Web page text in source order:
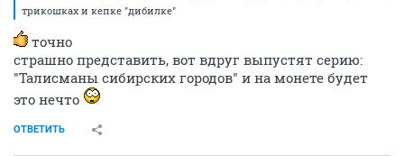
трикошках и кепке "дибилке"
точно
страшно представить, вот вдруг выпустят серию:
"Талисманы сибирских городов" и на монете будет
это нечто
ОТВЕТИТЬ